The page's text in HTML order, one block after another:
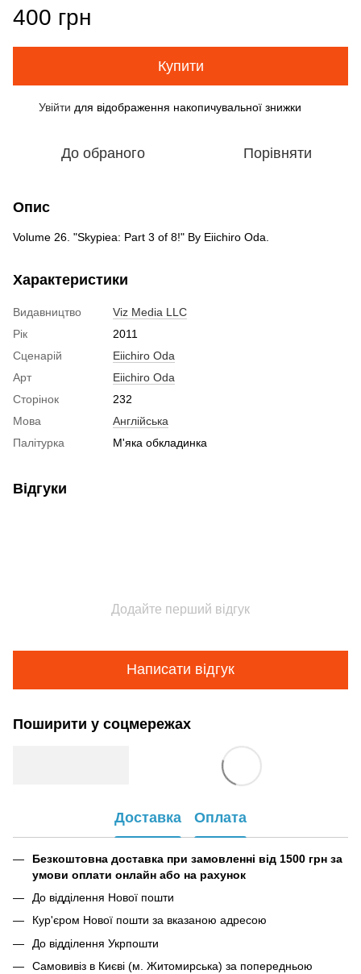
400 грн
Купити
Увійти для відображення накопичувальної знижки
До обраного Порівняти
Опис
Volume 26. "Skypiea: Part 3 of 8!" By Eiichiro Oda.
Характеристики
Видавництво
Viz Media LLC
Рік
2011
Сценарій
Eiichiro Oda
Арт
Eiichiro Oda
Сторінок
232
Мова
Англійська
Палітурка
М'яка обкладинка
Відгуки
Додайте перший відгук
Написати відгук
Поширити у соцмережах
Доставка Оплата
Безкоштовна доставка при замовленні від 1500 грн за
умови оплати онлайн або на рахунок
До відділення Нової пошти
Кур'єром Нової пошти за вказаною адресою
До відділення Укрпошти
Самовивіз в Києві (м. Житомирська) за попередньою